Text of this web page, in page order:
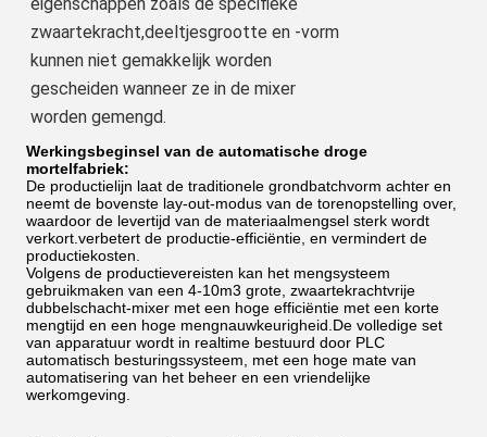
zwaartekracht,deeltjesgrootte en -vorm
kunnen niet gemakkelijk worden
gescheiden wanneer ze in de mixer
worden gemengd.
Werkingsbeginsel van de automatische droge
mortelfabriek:
De productielijn laat de traditionele grondbatchvorm achter en
neemt de bovenste lay-out-modus van de torenopstelling over,
waardoor de levertijd van de materiaalmengsel sterk wordt
verkort.verbetert de productie-efficiëntie, en vermindert de
productiekosten.
Volgens de productievereisten kan het mengsysteem
gebruikmaken van een 4-10m3 grote, zwaartekrachtvrije
dubbelschacht-mixer met een hoge efficiëntie met een korte
mengtijd en een hoge mengnauwkeurigheid.De volledige set
van apparatuur wordt in realtime bestuurd door PLC
automatisch besturingssysteem, met een hoge mate van
automatisering van het beheer en een vriendelijke
werkomgeving.